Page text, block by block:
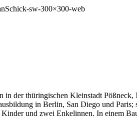
in der thüringischen Kleinstadt
in Berlin, San Diego und
und zwei Enkelinnen. In einem